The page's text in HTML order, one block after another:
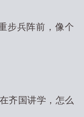
步兵阵前，像个
齐国讲学，怎么